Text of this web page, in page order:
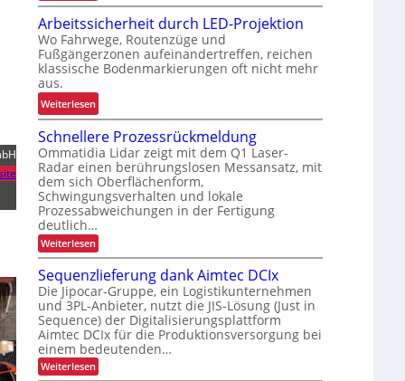
g
e
z
r
K
I
L
ö
s
u
n
g
f
r
R
e
c
y
c
l
i
n
g
h
ö
f
e
M
e
h
r
E
r
g
n
o
m
i
e
u
n
P
r
ä
z
i
s
Arbeitssicherheit durch LED-Projektion
Wo Fahrwege, Routenzüge und
Fußgängerzonen aufeinandertreffen, reichen
klassische Bodenmarkierungen oft nicht mehr
aus.
Weiterlesen:
A
r
b
e
t
s
i
c
h
e
r
h
e
i
Schnellere Prozessrückmeldung
Ommatidia Lidar zeigt mit dem Q1 Laser-
Radar einen berührungslosen Messansatz, mit
dem sich Oberflächenform,
Schwingungsverhalten und lokale
Prozessabweichungen in der Fertigung
deutlich…
Weiterlesen:
S
c
h
n
e
l
l
e
r
e
Sequenzlieferung dank Aimtec DCIx
Die Jipocar-Gruppe, ein Logistikunternehmen
und 3PL-Anbieter, nutzt die JIS-Lösung (Just in
Sequence) der Digitalisierungsplattform
Aimtec DCIx für die Produktionsversorgung bei
einem bedeutenden…
Weiterlesen:
S